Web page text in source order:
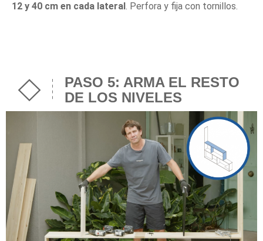
12 y 40 cm en cada lateral. Perfora y fija con tornillos.
PASO 5: ARMA EL RESTO
DE LOS NIVELES